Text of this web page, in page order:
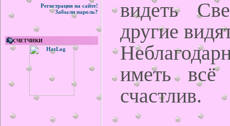
Регистрация на сайте!
Забыли пароль?
СЧЕТЧИКИ
видеть
другие
иметь
счастлив.